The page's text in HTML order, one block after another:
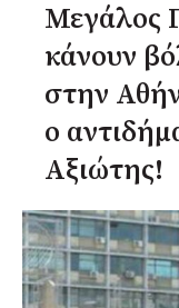
Μεγάλος
κάνουν
στην
ο
Αξιώτης!